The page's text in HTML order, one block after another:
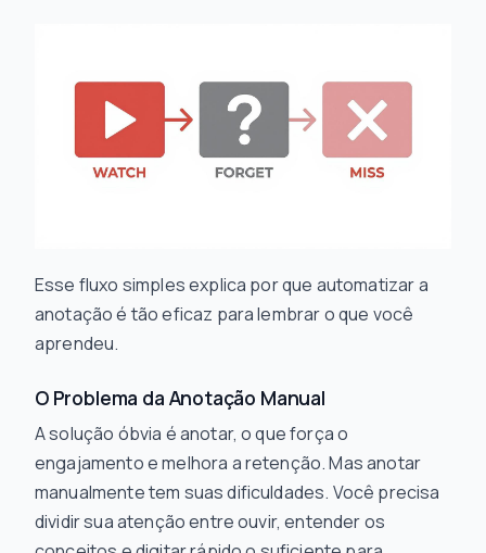
Esse fluxo simples explica por que automatizar a
anotação é tão eficaz para lembrar o que você
aprendeu.
O Problema da Anotação Manual
A solução óbvia é anotar, o que força o
engajamento e melhora a retenção. Mas anotar
manualmente tem suas dificuldades. Você precisa
dividir sua atenção entre ouvir, entender os